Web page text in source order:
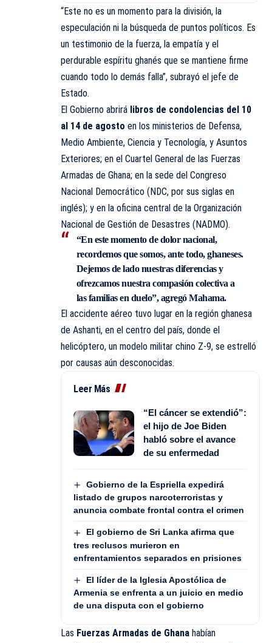
“Este no es un momento para la división, la
especulación ni la búsqueda de puntos políticos. Es
un testimonio de la fuerza, la empatía y el
perdurable espíritu ghanés que se mantiene firme
cuando todo lo demás falla”, subrayó el jefe de
Estado.
El Gobierno abrirá libros de condolencias del 10
al 14 de agosto en los ministerios de Defensa,
Medio Ambiente, Ciencia y Tecnología, y Asuntos
Exteriores; en el Cuartel General de las Fuerzas
Armadas de Ghana; en la sede del Congreso
Nacional Democrático (NDC, por sus siglas en
inglés); y en la oficina central de la Organización
Nacional de Gestión de Desastres (NADMO).
“En este momento de dolor nacional,
recordemos que somos, ante todo, ghaneses.
Dejemos de lado nuestras diferencias y
ofrezcamos nuestra compasión colectiva a
las familias en duelo”, agregó Mahama.
El accidente aéreo tuvo lugar en la región ghanesa
de Ashanti, en el centro del país, donde el
helicóptero, un modelo militar chino Z-9, se estrelló
por causas aún desconocidas.
Leer Más
“El cáncer se extendió”:
el hijo de Joe Biden
habló sobre el avance
de su enfermedad
Gobierno de la Espriella expedirá
listado de grupos narcoterroristas y
anuncia combate frontal contra el crimen
El gobierno de Sri Lanka afirma que
tres reclusos murieron en
enfrentamientos separados en prisiones
El líder de la Iglesia Apostólica de
Armenia se enfrenta a un juicio en medio
de una disputa con el gobierno
Las Fuerzas Armadas de Ghana habían